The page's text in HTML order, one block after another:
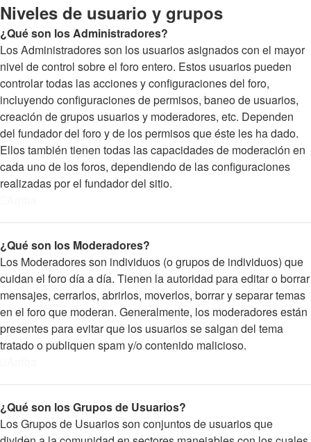
Niveles de usuario y grupos
¿Qué son los Administradores?
Los Administradores son los usuarios asignados con el mayor
nivel de control sobre el foro entero. Estos usuarios pueden
controlar todas las acciones y configuraciones del foro,
incluyendo configuraciones de permisos, baneo de usuarios,
creación de grupos usuarios y moderadores, etc. Dependen
del fundador del foro y de los permisos que éste les ha dado.
Ellos también tienen todas las capacidades de moderación en
cada uno de los foros, dependiendo de las configuraciones
realizadas por el fundador del sitio.
¿Qué son los Moderadores?
Los Moderadores son individuos (o grupos de individuos) que
cuidan el foro día a día. Tienen la autoridad para editar o borrar
mensajes, cerrarlos, abrirlos, moverlos, borrar y separar temas
en el foro que moderan. Generalmente, los moderadores están
presentes para evitar que los usuarios se salgan del tema
tratado o publiquen spam y/o contenido malicioso.
¿Qué son los Grupos de Usuarios?
Los Grupos de Usuarios son conjuntos de usuarios que